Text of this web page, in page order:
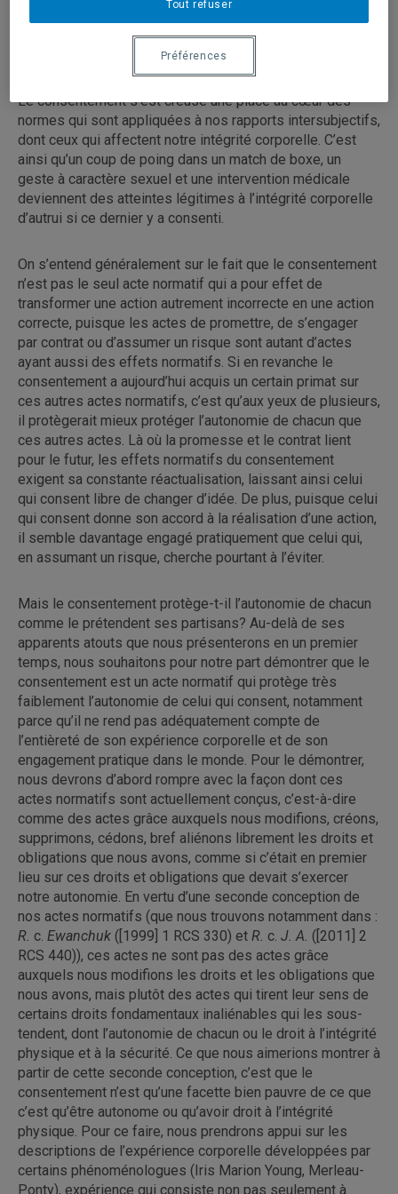
Le consentement s’est creusé une place au cœur des
normes qui sont appliquées à nos rapports intersubjectifs,
dont ceux qui affectent notre intégrité corporelle. C’est
ainsi qu’un coup de poing dans un match de boxe, un
geste à caractère sexuel et une intervention médicale
deviennent des atteintes légitimes à l’intégrité corporelle
d’autrui si ce dernier y a consenti.
On s’entend généralement sur le fait que le consentement
n’est pas le seul acte normatif qui a pour effet de
transformer une action autrement incorrecte en une action
correcte, puisque les actes de promettre, de s’engager
par contrat ou d’assumer un risque sont autant d’actes
ayant aussi des effets normatifs. Si en revanche le
consentement a aujourd’hui acquis un certain primat sur
ces autres actes normatifs, c’est qu’aux yeux de plusieurs,
il protègerait mieux protéger l’autonomie de chacun que
ces autres actes. Là où la promesse et le contrat lient
pour le futur, les effets normatifs du consentement
exigent sa constante réactualisation, laissant ainsi celui
qui consent libre de changer d’idée. De plus, puisque celui
qui consent donne son accord à la réalisation d’une action,
il semble davantage engagé pratiquement que celui qui,
en assumant un risque, cherche pourtant à l’éviter.
Mais le consentement protège-t-il l’autonomie de chacun
comme le prétendent ses partisans? Au-delà de ses
apparents atouts que nous présenterons en un premier
temps, nous souhaitons pour notre part démontrer que le
consentement est un acte normatif qui protège très
faiblement l’autonomie de celui qui consent, notamment
parce qu’il ne rend pas adéquatement compte de
l’entièreté de son expérience corporelle et de son
engagement pratique dans le monde. Pour le démontrer,
nous devrons d’abord rompre avec la façon dont ces
actes normatifs sont actuellement conçus, c’est-à-dire
comme des actes grâce auxquels nous modifions, créons,
supprimons, cédons, bref aliénons librement les droits et
obligations que nous avons, comme si c’était en premier
lieu sur ces droits et obligations que devait s’exercer
notre autonomie. En vertu d’une seconde conception de
nos actes normatifs (que nous trouvons notamment dans :
R. c. Ewanchuk ([1999] 1 RCS 330) et R. c. J. A. ([2011] 2
RCS 440)), ces actes ne sont pas des actes grâce
auxquels nous modifions les droits et les obligations que
nous avons, mais plutôt des actes qui tirent leur sens de
certains droits fondamentaux inaliénables qui les sous-
tendent, dont l’autonomie de chacun ou le droit à l’intégrité
physique et à la sécurité. Ce que nous aimerions montrer à
partir de cette seconde conception, c’est que le
consentement n’est qu’une facette bien pauvre de ce que
c’est qu’être autonome ou qu’avoir droit à l’intégrité
physique. Pour ce faire, nous prendrons appui sur les
descriptions de l’expérience corporelle développées par
certains phénoménologues (Iris Marion Young, Merleau-
Ponty), expérience qui consiste non pas seulement à
Tout refuser
Préférences